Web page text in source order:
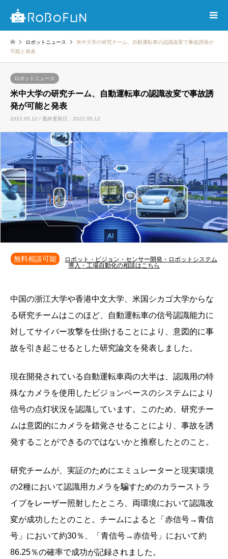
ロボットニュース
米中大学の研究チーム、自動運転車の認識改変で事故誘発が
可能と発表
ロボットニュース
米中大学の研究チーム、自動運転車の認識改変で事故誘
発が可能と発表
2022.05.12 / 最終更新日：2022.05.12
無料相談可能
ロボット・ビジョン・センサー開発・ロボットシステム
導入・工場自動化の相談はこちら
中国の浙江大学や香港中文大学、米国シカゴ大学からな
る研究チームはこのほど、自動運転車の信号認識能力に
対してサイバー攻撃を仕掛けることにより、意図的に事
故を引き起こせるとした研究論文を発表しました。
現在開発されている自動運転車両の大半は、認識用の特
殊なカメラを使用したビジョンベースのシステムにより
信号の点灯状況を認識しています。このため、研究チー
ムは意図的にカメラを錯覚させることにより、事故を誘
発することができるのではないかと推察したとのこと。
研究チームが、実証のためにエミュレーターと現実環境
の2種において認識用カメラを騙すためのカラーストラ
イプをレーザー照射したところ、両環境において認識改
変が成功したとのこと。チームによると「赤信号→青信
号」において約30％、「青信号→赤信号」において約
86.25％の確率で成功が記録されました。